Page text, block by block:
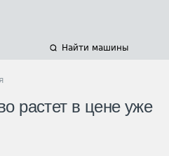
Найти машины
растет в цене уже